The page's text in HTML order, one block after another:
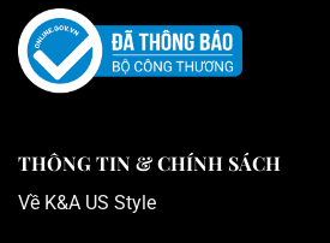
THÔNG TIN & CHÍNH SÁCH
Về K&A US Style